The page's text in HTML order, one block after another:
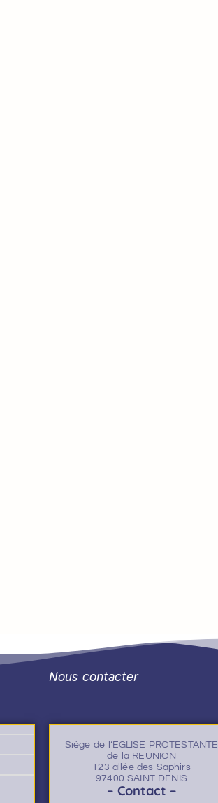
Nous contacter
Siège de l’EGLISE PROTESTANTE
de la REUNION
123 allée des Saphirs
97400 SAINT DENIS
– Contact –